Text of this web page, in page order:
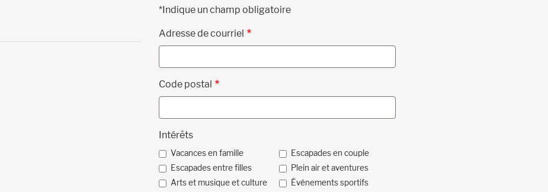
*Indique un champ obligatoire
Adresse de courriel
Code postal
Intérêts
Vacances en famille
Escapades en couple
Escapades entre filles
Plein air et aventures
Arts et musique et culture
Événements sportifs